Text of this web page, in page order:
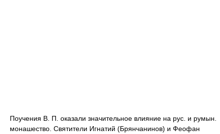
Поучения В. П. оказали значительное влияние на рус. и румын.
монашество. Святители Игнатий (Брянчанинов) и Феофан